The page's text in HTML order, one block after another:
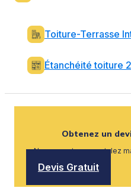
Toiture-Terrasse
Étanchéité toiture
Obtenez un
Nous recrutons, postulez
Devis Gratuit